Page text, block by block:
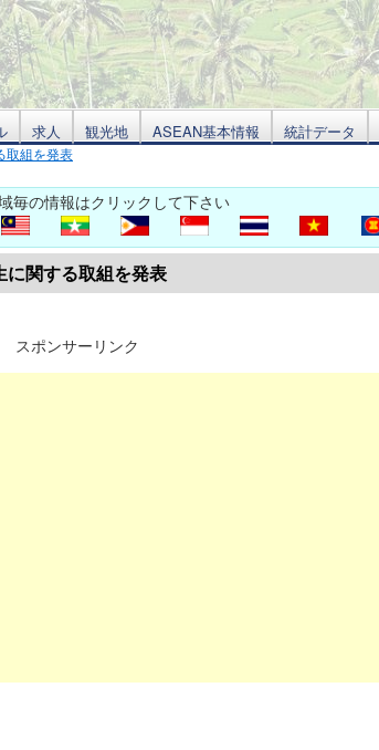
求人 観光地 ASEAN基本情報 統計データ
取組を発表
の情報はクリックして下さい
関する取組を発表
スポンサーリンク